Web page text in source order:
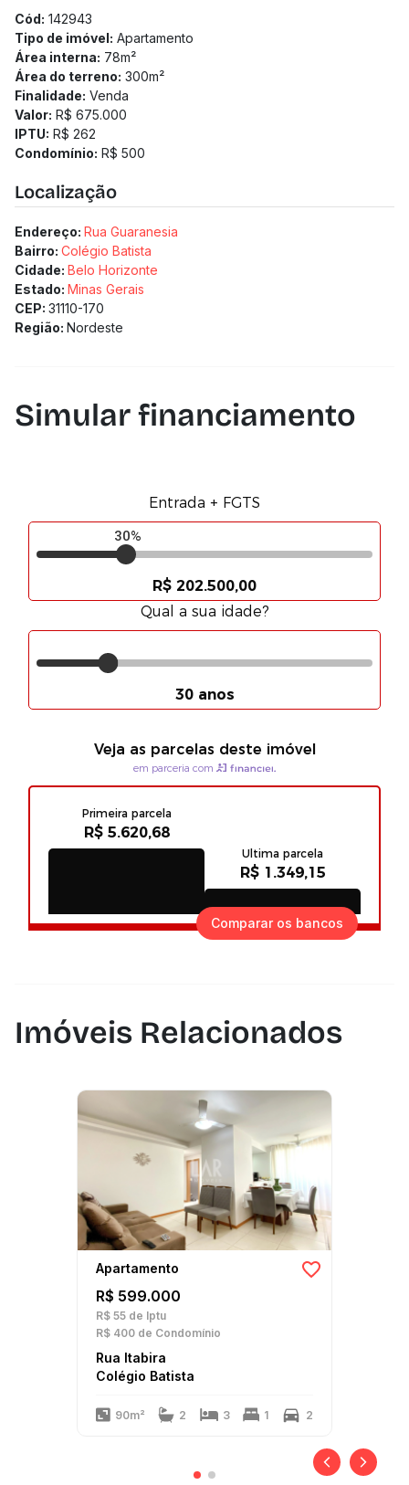
Solicitamos a confirmação com nossa equipe).
Cód: 142943
Tipo de imóvel: Apartamento
Área interna: 78m²
Área do terreno: 300m²
Finalidade: Venda
Valor: R$ 675.000
IPTU: R$ 262
Condomínio: R$ 500
Localização
Endereço: Rua Guaranesia
Bairro: Colégio Batista
Cidade: Belo Horizonte
Estado: Minas Gerais
CEP: 31110-170
Região: Nordeste
Simular financiamento
Comparar os bancos
Imóveis Relacionados
Apartamento
R$ 599.000
R$ 55 de Iptu
R$ 400 de Condomínio
Rua Itabira
Colégio Batista
90m² 2 3 1 2